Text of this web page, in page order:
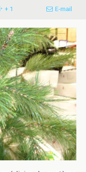
+ 1 E-mail